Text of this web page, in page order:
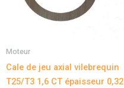
Moteur
Cale de jeu axial vilebrequin
T25/T3 1,6 CT épaisseur 0,32